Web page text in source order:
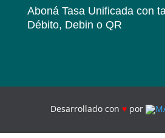
Aboná Tasa Unificadacon
Débito, Debin o QR
Desarrollado con ♥ por